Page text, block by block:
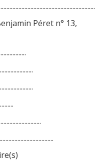
Péret n° 13,